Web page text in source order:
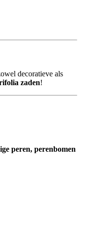
decoratieve als
zaden!
peren, perenbomen